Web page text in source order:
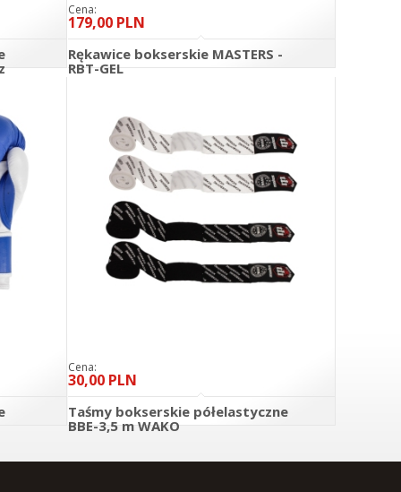
Cena:
179,00 PLN
Rękawice bokserskie MASTERS -
RBT-GEL
Cena:
30,00 PLN
Taśmy bokserskie półelastyczne
BBE-3,5 m WAKO
szczegóły